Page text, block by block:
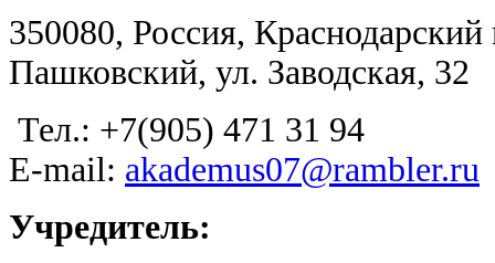
350080, Россия,
Пашковский, ул. Заводская, 32
Тел.: +7(905) 471 31 94
E-mail: akademus07@rambler.ru
Учредитель: